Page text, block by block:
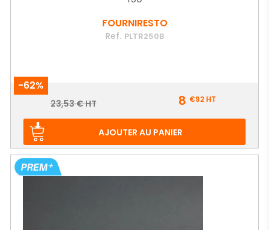
FOURNIRESTO
Ref. PLTR250B
-62%
Prix
Prix
23,53 € HT 8 €92HT
AJOUTER AU PANIER